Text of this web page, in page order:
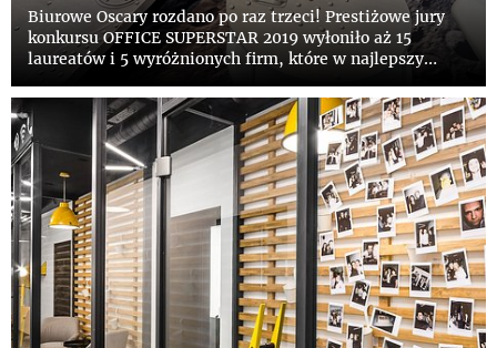
Biurowe Oscary rozdano po raz trzeci! Prestiżowe jury
konkursu OFFICE SUPERSTAR 2019 wyłoniło aż 15
laureatów i 5 wyróżnionych firm, które w najlepszy
zwycięzców znalazły się m.in. AstraZeneca za twórczą
interpretację...